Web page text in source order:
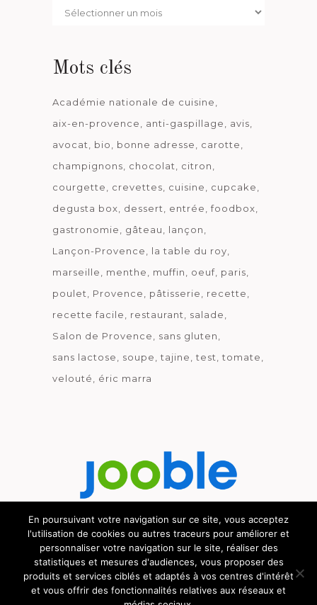
Par
Mots clés
Académie nationale de cuisine
aix-en-provence
anti-gaspillage
avis
avocat
bio bonne adresse
carotte
champignons
chocolat
citron
courgette
crevettes cuisine
cupcake
degusta box
dessert entrée
foodbox
gastronomie
gâteau
lançon
Lançon-Provence
la table du roy
marseille
menthe muffin oeuf paris
poulet
Provence pâtisserie
recette
recette facile
restaurant
salade
Salon de Provence
sans gluten
sans lactose
soupe tajine test
tomate
velouté
éric marra
Découvrez le métier de la cuisine.
En poursuivant votre navigation sur ce site, vous acceptez
l'utilisation de cookies ou autres traceurs pour améliorer et
personnaliser votre navigation sur le site, réaliser des
statistiques et mesures d'audiences, vous proposer des
produits et services ciblés et adaptés à vos centres d'intérêt
et vous offrir des fonctionnalités relatives aux réseaux et